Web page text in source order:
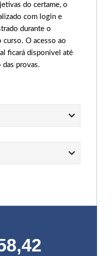
do certame, o
com login e
durante o
curso. O acesso ao
ficará disponível até
das provas.